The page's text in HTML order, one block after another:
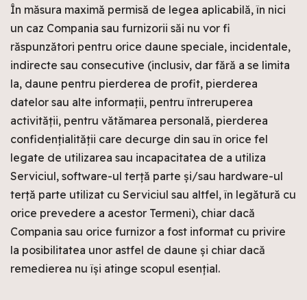
În măsura maximă permisă de legea aplicabilă, în nici
un caz Compania sau furnizorii săi nu vor fi
răspunzători pentru orice daune speciale, incidentale,
indirecte sau consecutive (inclusiv, dar fără a se limita
la, daune pentru pierderea de profit, pierderea
datelor sau alte informații, pentru întreruperea
activității, pentru vătămarea personală, pierderea
confidențialității care decurge din sau în orice fel
legate de utilizarea sau incapacitatea de a utiliza
Serviciul, software-ul terță parte și/sau hardware-ul
terță parte utilizat cu Serviciul sau altfel, în legătură cu
orice prevedere a acestor Termeni), chiar dacă
Compania sau orice furnizor a fost informat cu privire
la posibilitatea unor astfel de daune și chiar dacă
remedierea nu își atinge scopul esențial.